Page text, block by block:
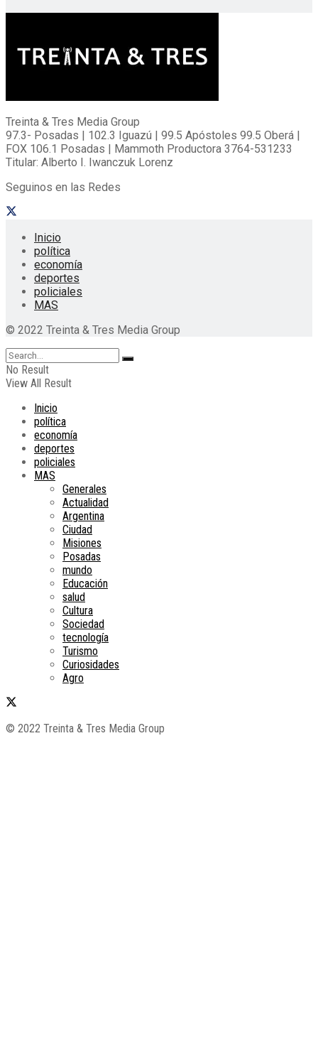
Treinta & Tres Media Group
97.3- Posadas | 102.3 Iguazú | 99.5 Apóstoles 99.5 Oberá |
FOX 106.1 Posadas | Mammoth Productora 3764-531233
Titular: Alberto I. Iwanczuk Lorenz
Seguinos en las Redes
Inicio
política
economía
deportes
policiales
MAS
© 2022 Treinta & Tres Media Group
No Result
View All Result
Inicio
política
economía
deportes
policiales
MAS
Generales
Actualidad
Argentina
Ciudad
Misiones
Posadas
mundo
Educación
salud
Cultura
Sociedad
tecnología
Turismo
Curiosidades
Agro
© 2022 Treinta & Tres Media Group